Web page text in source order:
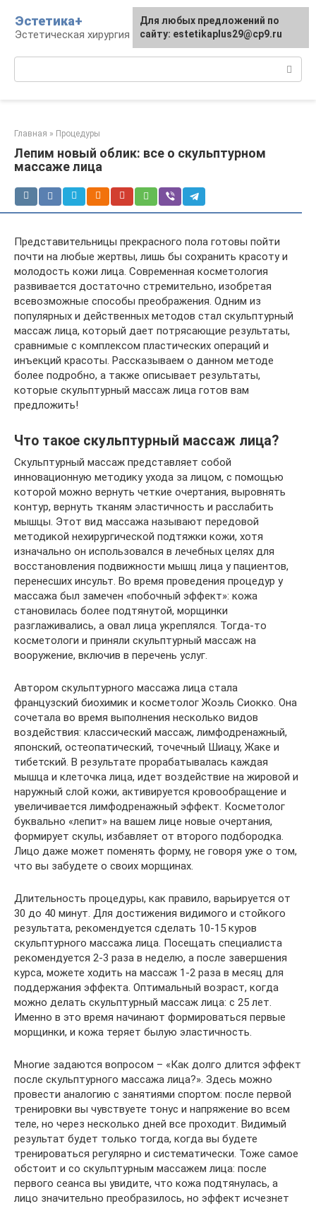
контенту
Эстетика+
Эстетическая хирургия и косметология
Главная » Процедуры
Лепим новый облик: все о скульптурном
массаже лица
Представительницы прекрасного пола готовы пойти
почти на любые жертвы, лишь бы сохранить красоту и
молодость кожи лица. Современная косметология
развивается достаточно стремительно, изобретая
всевозможные способы преображения. Одним из
популярных и действенных методов стал скульптурный
массаж лица, который дает потрясающие результаты,
сравнимые с комплексом пластических операций и
инъекций красоты. Рассказываем о данном методе
более подробно, а также описывает результаты,
которые скульптурный массаж лица готов вам
предложить!
Что такое скульптурный массаж лица?
Скульптурный массаж представляет собой
инновационную методику ухода за лицом, с помощью
которой можно вернуть четкие очертания, выровнять
контур, вернуть тканям эластичность и расслабить
мышцы. Этот вид массажа называют передовой
методикой нехирургической подтяжки кожи, хотя
изначально он использовался в лечебных целях для
восстановления подвижности мышц лица у пациентов,
перенесших инсульт. Во время проведения процедур у
массажа был замечен «побочный эффект»: кожа
становилась более подтянутой, морщинки
разглаживались, а овал лица укреплялся. Тогда-то
косметологи и приняли скульптурный массаж на
вооружение, включив в перечень услуг.
Автором скульптурного массажа лица стала
французский биохимик и косметолог Жоэль Сиокко. Она
сочетала во время выполнения несколько видов
воздействия: классический массаж, лимфодренажный,
японский, остеопатический, точечный Шиацу, Жаке и
тибетский. В результате прорабатывалась каждая
мышца и клеточка лица, идет воздействие на жировой и
наружный слой кожи, активируется кровообращение и
увеличивается лимфодренажный эффект. Косметолог
буквально «лепит» на вашем лице новые очертания,
формирует скулы, избавляет от второго подбородка.
Лицо даже может поменять форму, не говоря уже о том,
что вы забудете о своих морщинах.
Длительность процедуры, как правило, варьируется от
30 до 40 минут. Для достижения видимого и стойкого
результата, рекомендуется сделать 10-15 куров
скульптурного массажа лица. Посещать специалиста
рекомендуется 2-3 раза в неделю, а после завершения
курса, можете ходить на массаж 1-2 раза в месяц для
поддержания эффекта. Оптимальный возраст, когда
можно делать скульптурный массаж лица: с 25 лет.
Именно в это время начинают формироваться первые
морщинки, и кожа теряет былую эластичность.
Многие задаются вопросом – «Как долго длится эффект
после скульптурного массажа лица?». Здесь можно
провести аналогию с занятиями спортом: после первой
тренировки вы чувствуете тонус и напряжение во всем
теле, но через несколько дней все проходит. Видимый
результат будет только тогда, когда вы будете
тренироваться регулярно и систематически. Тоже самое
обстоит и со скульптурным массажем лица: после
первого сеанса вы увидите, что кожа подтянулась, а
лицо значительно преобразилось, но эффект исчезнет
Для любых предложений по
сайту: estetikaplus29@cp9.ru